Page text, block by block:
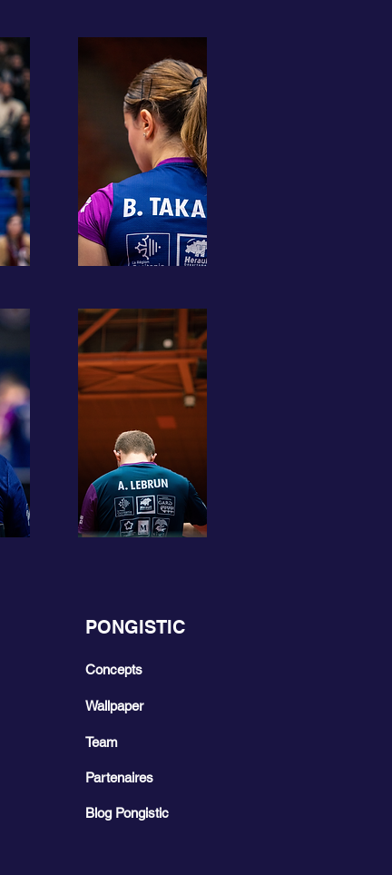
PONGISTIC
Concepts
Wallpaper
Team
Partenaires
Blog Pongistic